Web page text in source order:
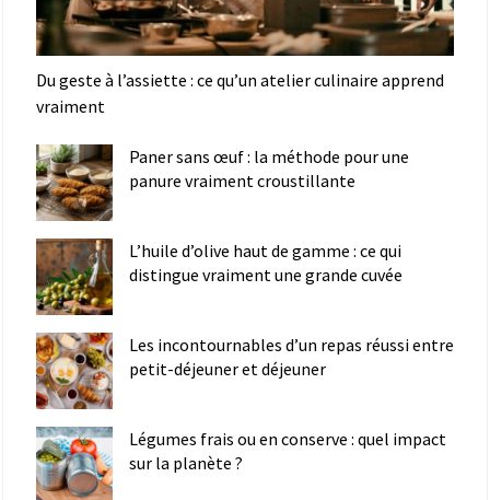
Du geste à l’assiette : ce qu’un atelier culinaire apprend
vraiment
Paner sans œuf : la méthode pour une
panure vraiment croustillante
L’huile d’olive haut de gamme : ce qui
distingue vraiment une grande cuvée
Les incontournables d’un repas réussi entre
petit-déjeuner et déjeuner
Légumes frais ou en conserve : quel impact
sur la planète ?